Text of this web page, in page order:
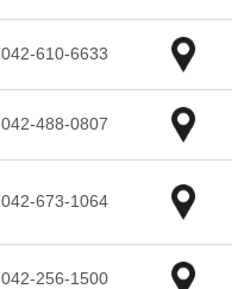
042-610-6633
042-488-0807
042-673-1064
042-256-1500